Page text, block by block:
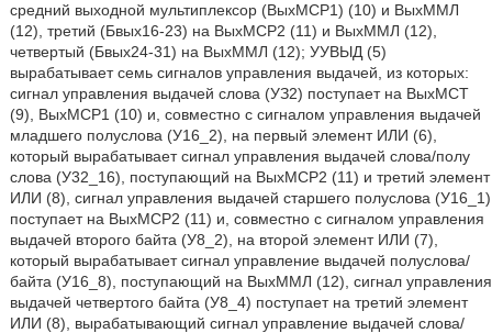
средний выходной мультиплексор (ВыхМСР1) (10) и ВыхММЛ
(12), третий (Бвых16-23) на ВыхМСР2 (11) и ВыхММЛ (12),
четвертый (Бвых24-31) на ВыхММЛ (12); УУВЫД (5)
вырабатывает семь сигналов управления выдачей, из которых:
сигнал управления выдачей слова (УЗ2) поступает на ВыхМСТ
(9), ВыхМСР1 (10) и, совместно с сигналом управления выдачей
младшего полуслова (У16_2), на первый элемент ИЛИ (6),
который вырабатывает сигнал управления выдачей слова/полу
слова (У32_16), поступающий на ВыхМСР2 (11) и третий элемент
ИЛИ (8), сигнал управления выдачей старшего полуслова (У16_1)
поступает на ВыхМСР2 (11) и, совместно с сигналом управления
выдачей второго байта (У8_2), на второй элемент ИЛИ (7),
который вырабатывает сигнал управление выдачей полуслова/
байта (У16_8), поступающий на ВыхММЛ (12), сигнал управления
выдачей четвертого байта (У8_4) поступает на третий элемент
ИЛИ (8), вырабатывающий сигнал управление выдачей слова/